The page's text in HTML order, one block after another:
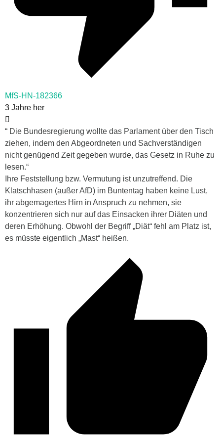
MfS-HN-182366
3 Jahre her
“ Die Bundesregierung wollte das Parlament über den Tisch
ziehen, indem den Abgeordneten und Sachverständigen
nicht genügend Zeit gegeben wurde, das Gesetz in Ruhe zu
lesen.“
Ihre Feststellung bzw. Vermutung ist unzutreffend. Die
Klatschhasen (außer AfD) im Buntentag haben keine Lust,
ihr abgemagertes Hirn in Anspruch zu nehmen, sie
konzentrieren sich nur auf das Einsacken ihrer Diäten und
deren Erhöhung. Obwohl der Begriff „Diät“ fehl am Platz ist,
es müsste eigentlich „Mast“ heißen.